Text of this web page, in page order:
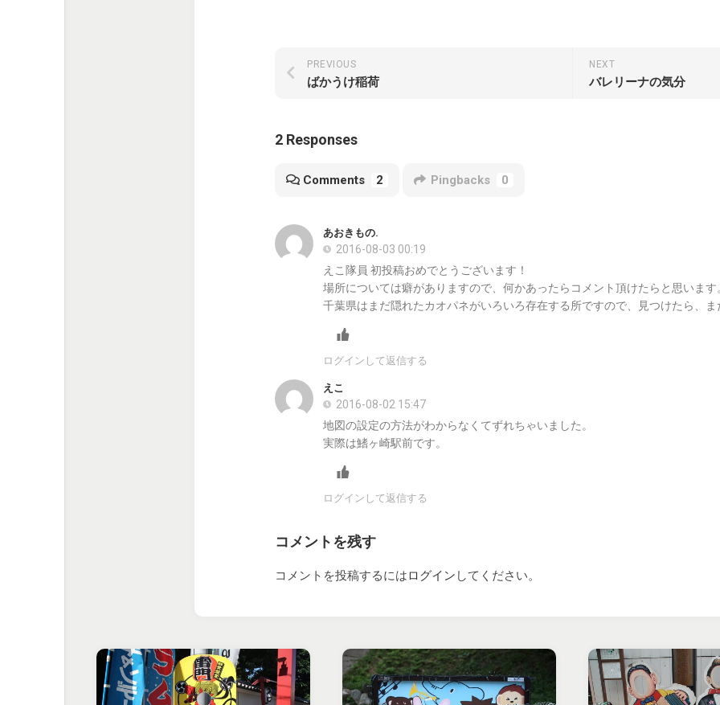
NEXT
バレリーナの気分
PREVIOUS
ばかうけ稲荷
2 Responses
Comments 2 Pingbacks 0
あおきもの.
2016-08-03 00:19
えこ隊員 初投稿おめでとうございます！
場所については癖がありますので、何かあったらコメント頂けたらと思います
千葉県はまだ隠れたカオパネがいろいろ存在する所ですので、見つけたら、ま
ログインして返信する
えこ
2016-08-02 15:47
地図の設定の方法がわからなくてずれちゃいました。
実際は鰭ヶ崎駅前です。
ログインして返信する
コメントを残す
コメントを投稿するにはログイン してください。